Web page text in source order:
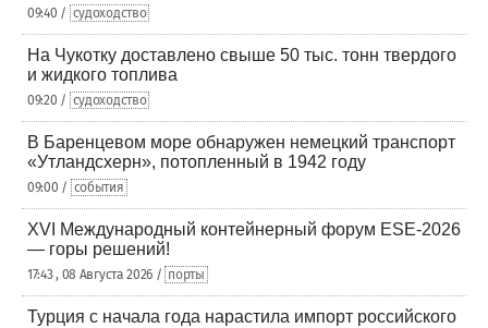
09:40 / судоходство
На Чукотку доставлено свыше 50 тыс. тонн твердого
и жидкого топлива
09:20 / судоходство
В Баренцевом море обнаружен немецкий транспорт
«Утландсхерн», потопленный в 1942 году
09:00 / события
XVI Международный контейнерный форум ESE-2026
— горы решений!
17:43 , 08 Августа 2026 / порты
Турция с начала года нарастила импорт российского